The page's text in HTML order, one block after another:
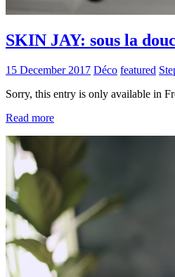
SKIN JAY: sous la
15 December 2017 Déco featured
Sorry, this entry is only available in
Read more